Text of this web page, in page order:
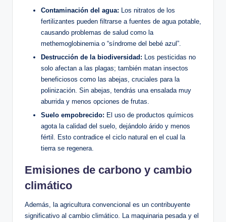
Contaminación del agua: Los nitratos de los
fertilizantes pueden filtrarse a fuentes de agua potable,
causando problemas de salud como la
methemoglobinemia o “síndrome del bebé azul”.
Destrucción de la biodiversidad: Los pesticidas no
solo afectan a las plagas; también matan insectos
beneficiosos como las abejas, cruciales para la
polinización. Sin abejas, tendrás una ensalada muy
aburrida y menos opciones de frutas.
Suelo empobrecido: El uso de productos químicos
agota la calidad del suelo, dejándolo árido y menos
fértil. Esto contradice el ciclo natural en el cual la
tierra se regenera.
Emisiones de carbono y cambio
climático
Además, la agricultura convencional es un contribuyente
significativo al cambio climático. La maquinaria pesada y el